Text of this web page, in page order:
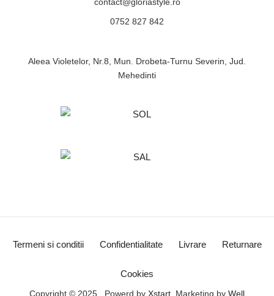
0752 827 842
Aleea Violetelor, Nr.8, Mun. Drobeta-Turnu Severin, Jud.
Mehedinti
Termeni si conditii Confidentialitate Livrare Returnare
Cookies
Copyright © 2025 , Powerd by Xstart , Marketing by Well